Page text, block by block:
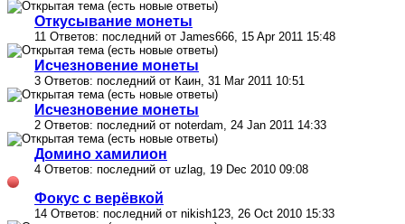
Откусывание монеты
11 Ответов: последний от James666, 15 Apr 2011 15:48
Исчезновение монеты
3 Ответов: последний от Каин, 31 Mar 2011 10:51
Исчезновение монеты
2 Ответов: последний от noterdam, 24 Jan 2011 14:33
Домино хамилион
4 Ответов: последний от uzlag, 19 Dec 2010 09:08
Фокус с верёвкой
14 Ответов: последний от nikish123, 26 Oct 2010 15:33